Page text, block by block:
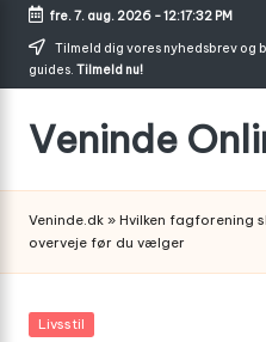
Skip
fre. 7. aug. 2026-12:17:32 PM
Tilmeld dig vores nyhedsbrev og
guides. Tilmeld nu!
Veninde
Veninde.dk » Hvilken fagforening
overveje før du vælger
Posted
Livsstil